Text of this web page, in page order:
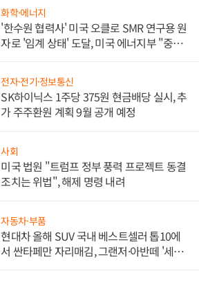
화학·에너지
'한수원 협력사' 미국 오클로 SMR 연구용 원
자로 '임계 상태' 도달, 미국 에너지부 "중요
전자·전기·정보통신
SK하이닉스 1주당 375원 현금배당 실시, 추
가 주주환원 계획 9월 공개 예정
사회
미국 법원 "트럼프 정부 풍력 프로젝트 동결
조치는 위법", 해제 명령 내려
자동차·부품
현대차 올해 SUV 국내 베스트셀러 톱10에
서 싼타페만 자리매김, 그랜저·아반떼 '세단